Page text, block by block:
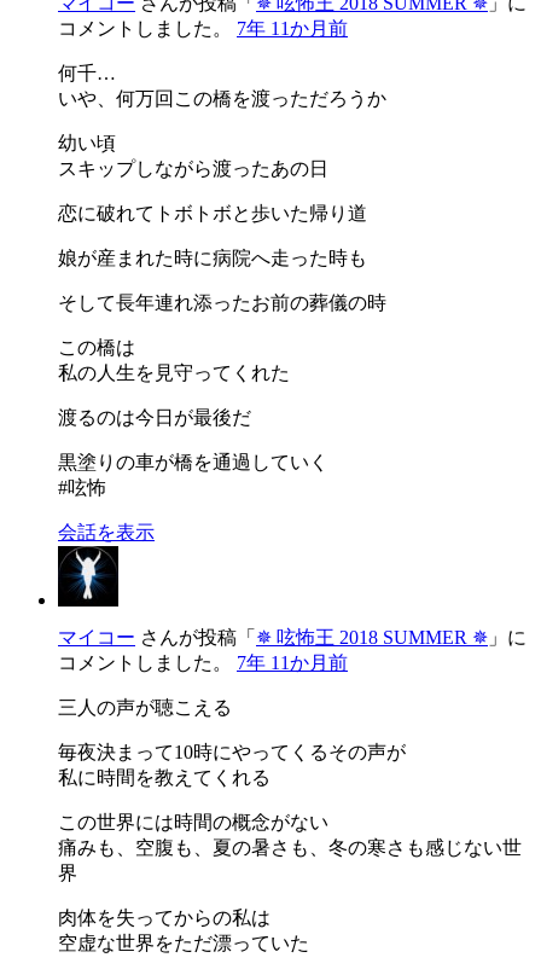
コメントしました。 7年 11か月前
何千…
いや、何万回この橋を渡っただろうか
幼い頃
スキップしながら渡ったあの日
恋に破れてトボトボと歩いた帰り道
娘が産まれた時に病院へ走った時も
そして長年連れ添ったお前の葬儀の時
この橋は
私の人生を見守ってくれた
渡るのは今日が最後だ
黒塗りの車が橋を通過していく
#呟怖
会話を表示
マイコー さんが投稿「 ✵ 呟怖王 2018 SUMMER ✵ 」に
コメントしました。 7年 11か月前
三人の声が聴こえる
毎夜決まって10時にやってくるその声が
私に時間を教えてくれる
この世界には時間の概念がない
痛みも、空腹も、夏の暑さも、冬の寒さも感じない世
界
肉体を失ってからの私は
空虚な世界をただ漂っていた